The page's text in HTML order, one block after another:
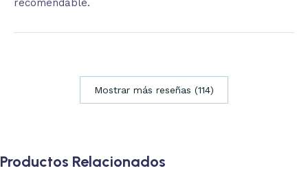
recomendable.
Mostrar más reseñas (114)
Productos Relacionados